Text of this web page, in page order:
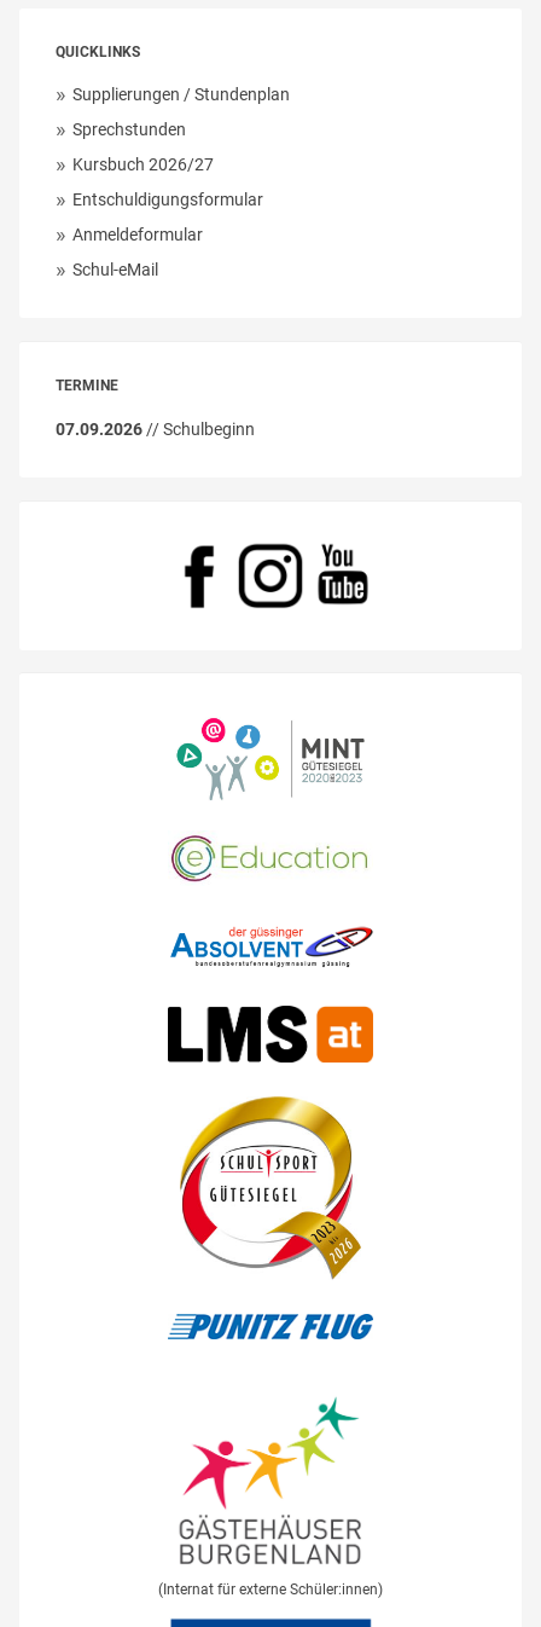
QUICKLINKS
Supplierungen / Stundenplan
Sprechstunden
Kursbuch 2026/27
Entschuldigungsformular
Anmeldeformular
Schul-eMail
TERMINE
07.09.2026 // Schulbeginn
(Internat für externe Schüler:innen)